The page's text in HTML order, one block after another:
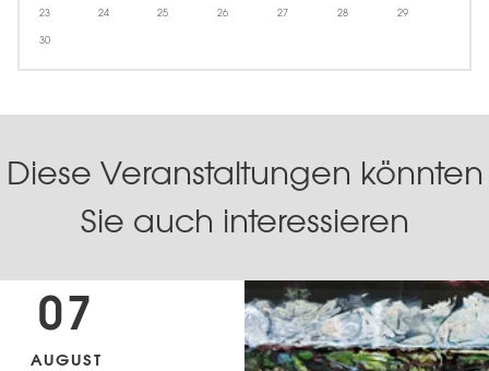
23 24 25 26 27 28 29
30
Diese Veranstaltungen könnten
Sie auch interessieren
07
AUGUST